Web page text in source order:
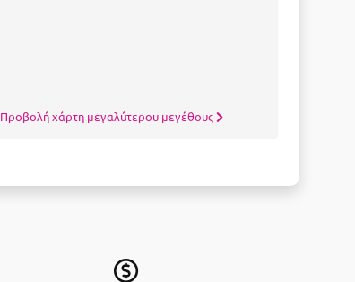
Προβολή χάρτη μεγαλύτερου μεγέθους